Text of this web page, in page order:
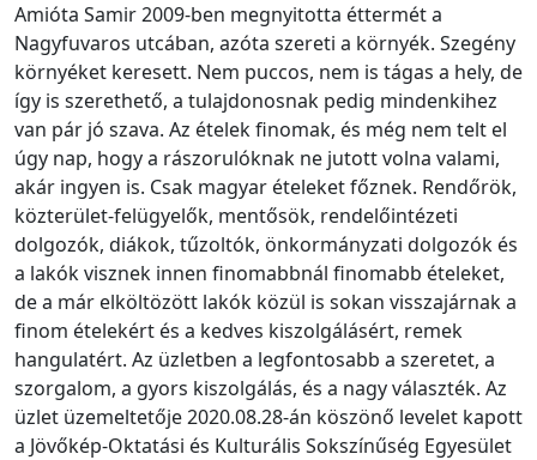
Amióta Samir 2009-ben megnyitotta éttermét a
Nagyfuvaros utcában, azóta szereti a környék. Szegény
környéket keresett. Nem puccos, nem is tágas a hely, de
így is szerethető, a tulajdonosnak pedig mindenkihez
van pár jó szava. Az ételek finomak, és még nem telt el
úgy nap, hogy a rászorulóknak ne jutott volna valami,
akár ingyen is. Csak magyar ételeket főznek. Rendőrök,
közterület-felügyelők, mentősök, rendelőintézeti
dolgozók, diákok, tűzoltók, önkormányzati dolgozók és
a lakók visznek innen finomabbnál finomabb ételeket,
de a már elköltözött lakók közül is sokan visszajárnak a
finom ételekért és a kedves kiszolgálásért, remek
hangulatért. Az üzletben a legfontosabb a szeretet, a
szorgalom, a gyors kiszolgálás, és a nagy választék. Az
üzlet üzemeltetője 2020.08.28-án köszönő levelet kapott
a Jövőkép-Oktatási és Kulturális Sokszínűség Egyesület